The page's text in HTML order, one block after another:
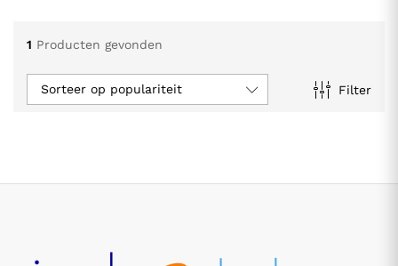
1 Producten gevonden
Filter
Sorteer op populariteit